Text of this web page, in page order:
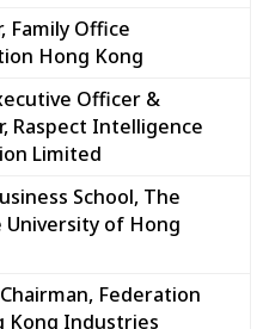
Family Office
Hong Kong
Officer &
Raspect Intelligence
Limited
School, The
University of Hong
Federation
Kong Industries